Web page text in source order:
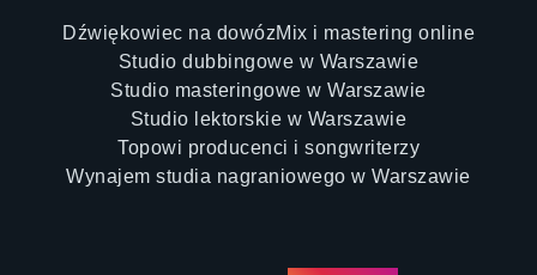
Dźwiękowiec na dowózMix i mastering online
Studio dubbingowe w Warszawie
Studio masteringowe w Warszawie
Studio lektorskie w Warszawie
Topowi producenci i songwriterzy
Wynajem studia nagraniowego w Warszawie